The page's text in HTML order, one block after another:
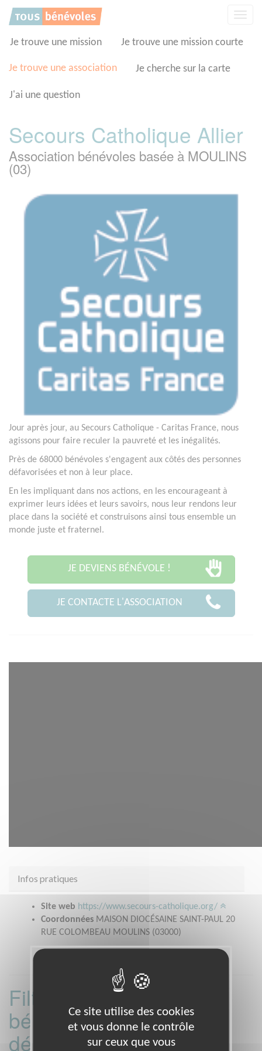
Je trouve une mission Je trouve une mission courte
Je trouve une association Je cherche sur la carte
J'ai une question
Secours Catholique Allier
Association bénévoles basée à MOULINS
(03)
Jour après jour, au Secours Catholique - Caritas France, nous
agissons pour faire reculer la pauvreté et les inégalités.
Près de 68000 bénévoles s'engagent aux côtés des personnes
défavorisées et non à leur place.
En les impliquant dans nos actions, en les encourageant à
exprimer leurs idées et leurs savoirs, nous leur rendons leur
place dans la société et construisons ainsi tous ensemble un
monde juste et fraternel.
JE DEVIENS BÉNÉVOLE !
JE CONTACTE L'ASSOCIATION
Infos pratiques
Site web https://www.secours-catholique.org/
Coordonnées MAISON DIOCÉSAINE SAINT-PAUL 20
RUE COLOMBEAU MOULINS (03000)
Filtrer les missions
bénévoles par
département :
Panneau de gestion des cookies
Ce site utilise des cookies
et vous donne le contrôle
sur ceux que vous